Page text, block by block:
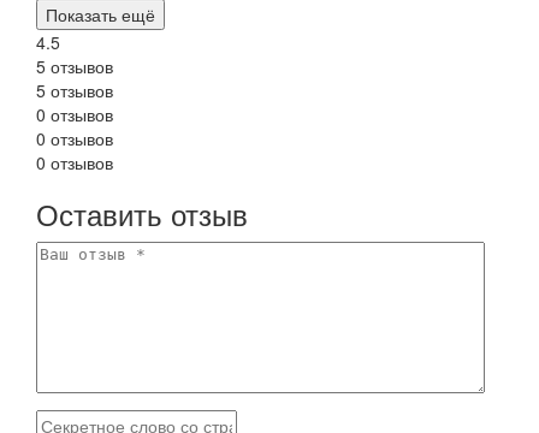
Показать ещё
4.5
5 отзывов
5 отзывов
0 отзывов
0 отзывов
0 отзывов
Оставить отзыв